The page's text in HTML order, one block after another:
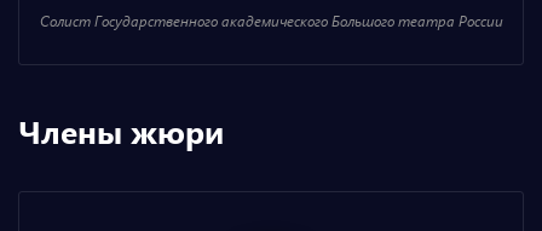
Солист Государственного академического Большого театра России
Члены жюри